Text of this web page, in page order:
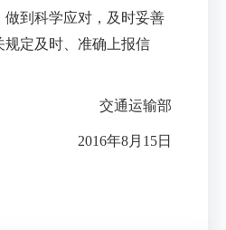
做到科学应对，及时妥善
规定及时、准确上报信
交通运输部
2016年8月 15日